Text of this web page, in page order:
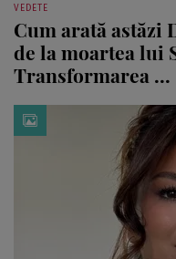
VEDETE
Cum arată astăzi
de la moartea lui
Transformarea ...